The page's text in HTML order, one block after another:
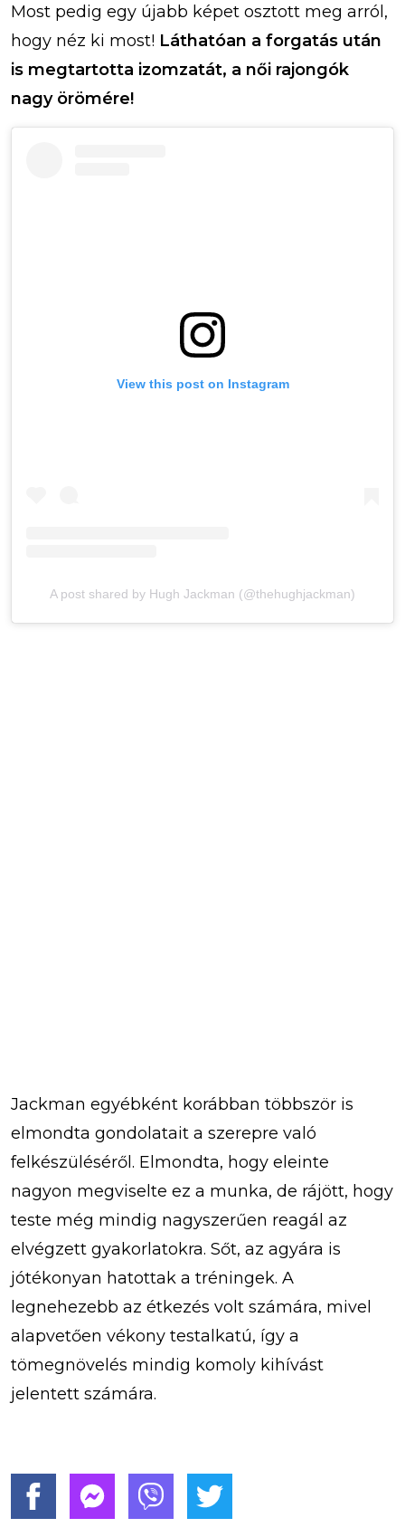
Most pedig egy újabb képet osztott meg arról,
hogy néz ki most! Láthatóan a forgatás után
is megtartotta izomzatát, a női rajongók
nagy örömére!
View this post on Instagram
A post shared by Hugh Jackman (@thehughjackman)
Jackman egyébként korábban többször is
elmondta gondolatait a szerepre való
felkészüléséről. Elmondta, hogy eleinte
nagyon megviselte ez a munka, de rájött, hogy
teste még mindig nagyszerűen reagál az
elvégzett gyakorlatokra. Sőt, az agyára is
jótékonyan hatottak a tréningek. A
legnehezebb az étkezés volt számára, mivel
alapvetően vékony testalkatú, így a
tömegnövelés mindig komoly kihívást
jelentett számára.